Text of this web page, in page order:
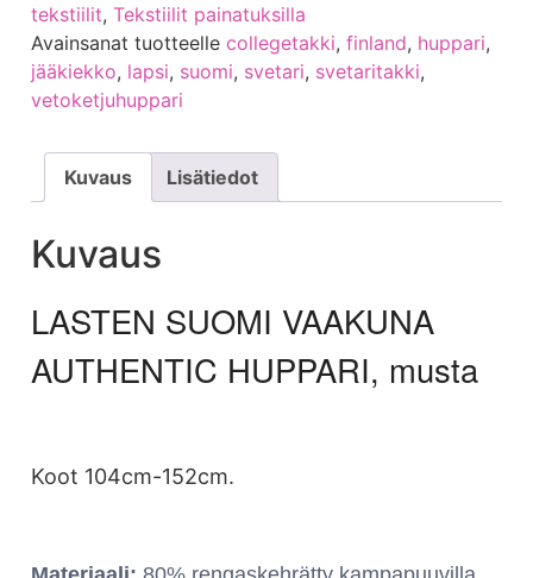
tekstiilit, Tekstiilit painatuksilla
Avainsanat tuotteelle collegetakki, finland, huppari,
jääkiekko, lapsi, suomi, svetari, svetaritakki,
vetoketjuhuppari
Kuvaus Lisätiedot
Kuvaus
LASTEN SUOMI VAAKUNA
AUTHENTIC HUPPARI, musta
Koot 104cm-152cm.